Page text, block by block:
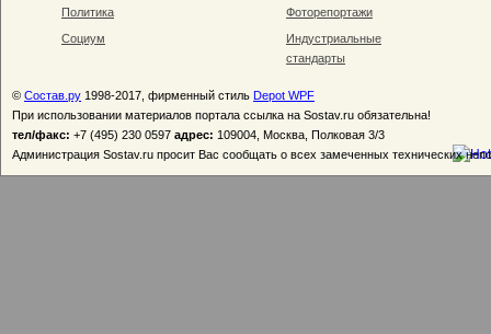
Политика
Социум
Фоторепортажи
Индустриальные
стандарты
© Состав.ру 1998-2017, фирменный стиль Depot WPF
При использовании материалов портала ссылка на Sostav.ru обязательна!
тел/факс: +7 (495) 230 0597 адрес: 109004, Москва, Полковая 3/3
Администрация Sostav.ru просит Вас сообщать о всех замеченных технических